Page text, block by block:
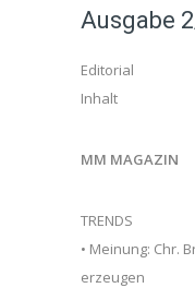
Ausgabe
Editorial
Inhalt
MM MAGAZIN
TRENDS
• Meinung: Chr.
erzeugen